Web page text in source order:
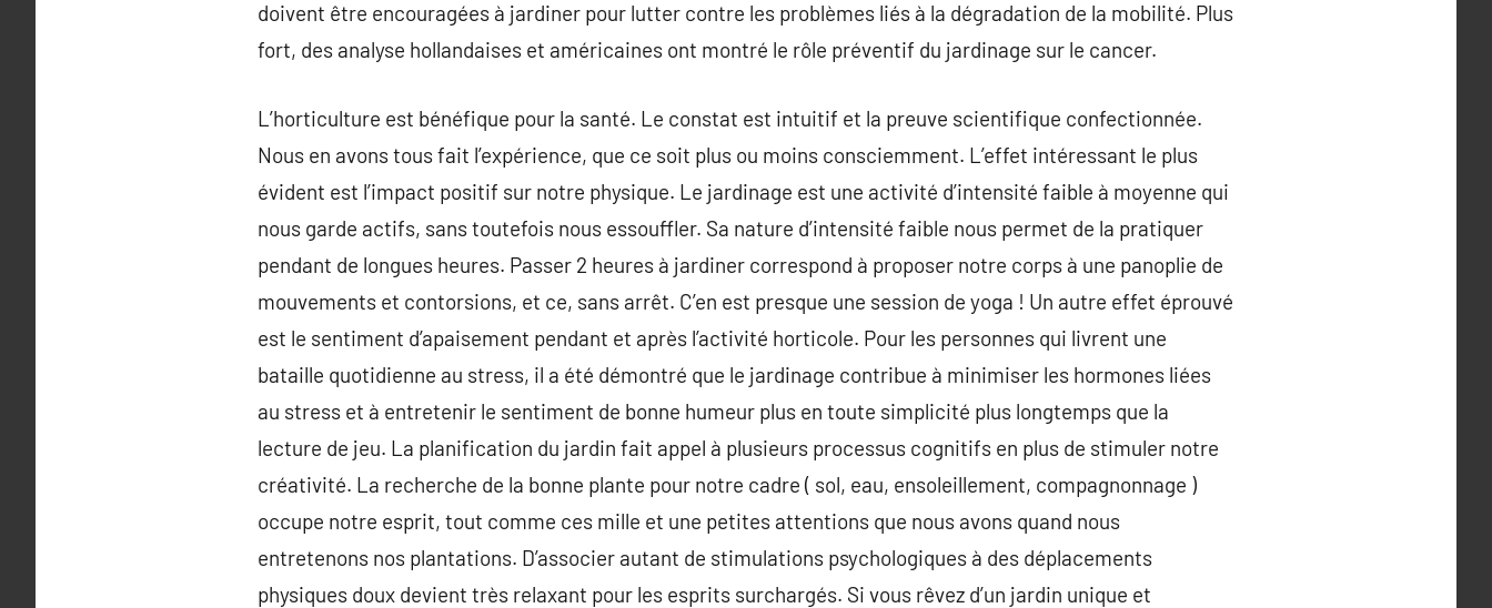
doivent être encouragées à jardiner pour lutter contre les problèmes liés à la dégradation de la mobilité. Plus
fort, des analyse hollandaises et américaines ont montré le rôle préventif du jardinage sur le cancer.
L’horticulture est bénéfique pour la santé. Le constat est intuitif et la preuve scientifique confectionnée.
Nous en avons tous fait l’expérience, que ce soit plus ou moins consciemment. L’effet intéressant le plus
évident est l’impact positif sur notre physique. Le jardinage est une activité d’intensité faible à moyenne qui
nous garde actifs, sans toutefois nous essouffler. Sa nature d’intensité faible nous permet de la pratiquer
pendant de longues heures. Passer 2 heures à jardiner correspond à proposer notre corps à une panoplie de
mouvements et contorsions, et ce, sans arrêt. C’en est presque une session de yoga ! Un autre effet éprouvé
est le sentiment d’apaisement pendant et après l’activité horticole. Pour les personnes qui livrent une
bataille quotidienne au stress, il a été démontré que le jardinage contribue à minimiser les hormones liées
au stress et à entretenir le sentiment de bonne humeur plus en toute simplicité plus longtemps que la
lecture de jeu. La planification du jardin fait appel à plusieurs processus cognitifs en plus de stimuler notre
créativité. La recherche de la bonne plante pour notre cadre ( sol, eau, ensoleillement, compagnonnage )
occupe notre esprit, tout comme ces mille et une petites attentions que nous avons quand nous
entretenons nos plantations. D’associer autant de stimulations psychologiques à des déplacements
physiques doux devient très relaxant pour les esprits surchargés. Si vous rêvez d’un jardin unique et